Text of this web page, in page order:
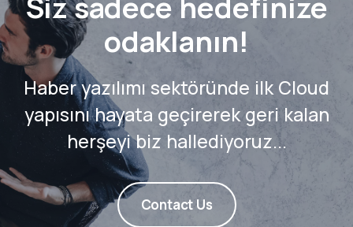
odaklanın!
Haber yazılımı sektöründe ilk Cloud
yapısını hayata geçirerek geri kalan
herşeyi biz hallediyoruz...
Contact Us